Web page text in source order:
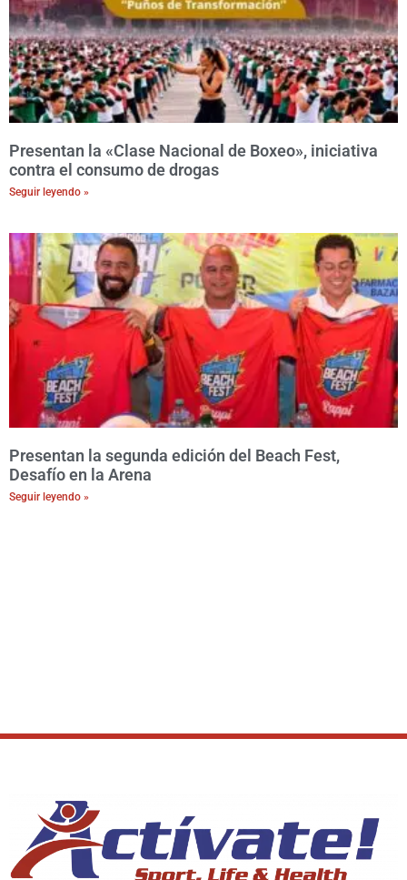
Presentan la «Clase Nacional de Boxeo», iniciativa
contra el consumo de drogas
Seguir leyendo »
Presentan la segunda edición del Beach Fest,
Desafío en la Arena
Seguir leyendo »